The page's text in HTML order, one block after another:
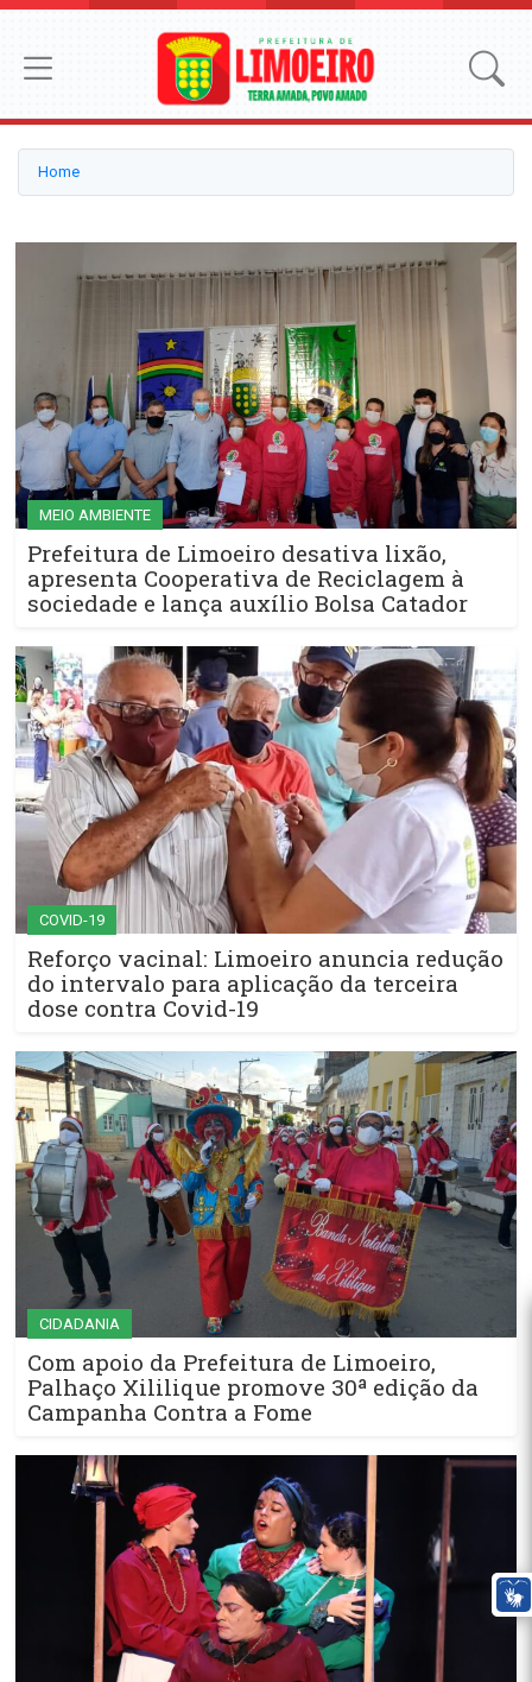
Home
MEIO AMBIENTE
Prefeitura de Limoeiro desativa lixão,
apresenta Cooperativa de Reciclagem à
sociedade e lança auxílio Bolsa Catador
COVID-19
Reforço vacinal: Limoeiro anuncia redução
do intervalo para aplicação da terceira
dose contra Covid-19
CIDADANIA
Com apoio da Prefeitura de Limoeiro,
Palhaço Xililique promove 30ª edição da
Campanha Contra a Fome